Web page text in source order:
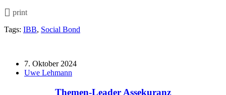
print
Tags: IBB, Social Bond
7. Oktober 2024
Uwe Lehmann
Themen-Leader Assekuranz